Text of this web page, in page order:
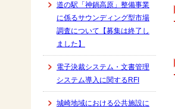
道の駅「神鍋高原」整備事業
に係るサウンディング型市場
調査について【募集は終了し
ました】
電子決裁システム・文書管理
システム導入に関するRFI
城崎地域における公共施設に